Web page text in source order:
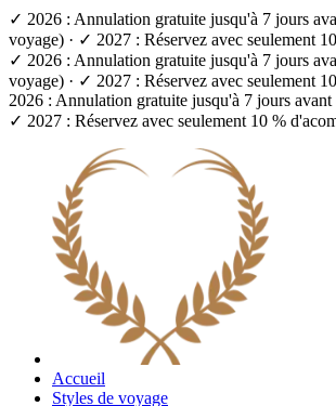
✓ 2026 : Annulation gratuite jusqu'à 7 jours
voyage) · ✓ 2027 : Réservez avec seulement
✓ 2026 : Annulation gratuite jusqu'à 7 jours
voyage) · ✓ 2027 : Réservez avec seulement
2026 : Annulation gratuite jusqu'à 7 jours avant
✓ 2027 : Réservez avec seulement 10 %
Accueil
Styles de voyage